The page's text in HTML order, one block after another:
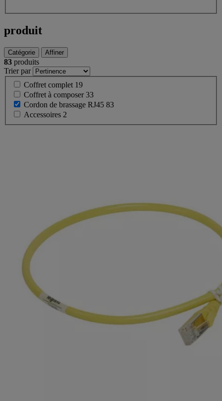
produit
Catégorie Affiner
83 produits
Trier par
Coffret complet 19
Coffret à composer33
Cordon de brassage RJ45 83
Accessoires 2